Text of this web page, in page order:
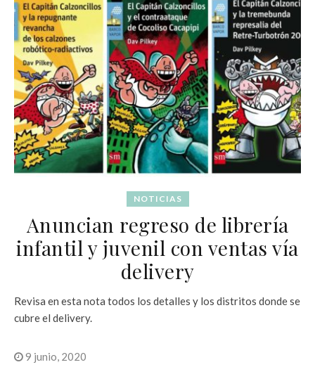
NOTICIAS
Anuncian regreso de librería
infantil y juvenil con ventas vía
delivery
Revisa en esta nota todos los detalles y los distritos donde se
cubre el delivery.
9 junio, 2020